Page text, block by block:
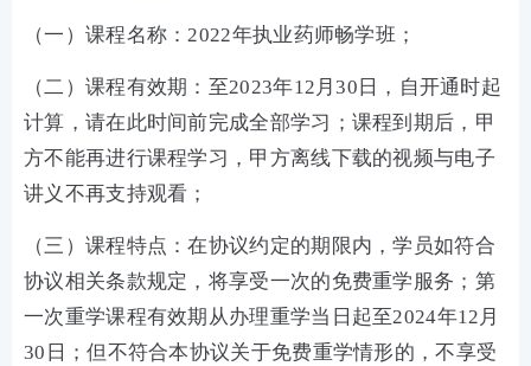
（一）课程名称：2022年执业药师畅学班；
（二）课程有效期：至2023年12月30日，自开通时起
计算，请在此时间前完成全部学习；课程到期后，甲
方不能再进行课程学习，甲方离线下载的视频与电子
讲义不再支持观看；
（三）课程特点：在协议约定的期限内，学员如符合
协议相关条款规定，将享受一次的免费重学服务；第
一次重学课程有效期从办理重学当日起至2024年12月
30日；但不符合本协议关于免费重学情形的，不享受